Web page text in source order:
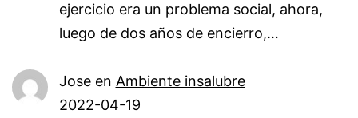
ejercicio era un problema social, ahora,
luego de dos años de encierro,…
Joseen Ambiente insalubre
2022-04-19